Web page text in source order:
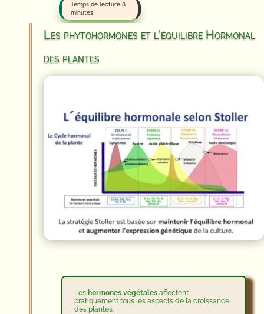
Les phytohormones et l’équilibre Hormonal
des plantes
Les hormones végétales affectent
pratiquement tous les aspects de la croissance
des plantes.